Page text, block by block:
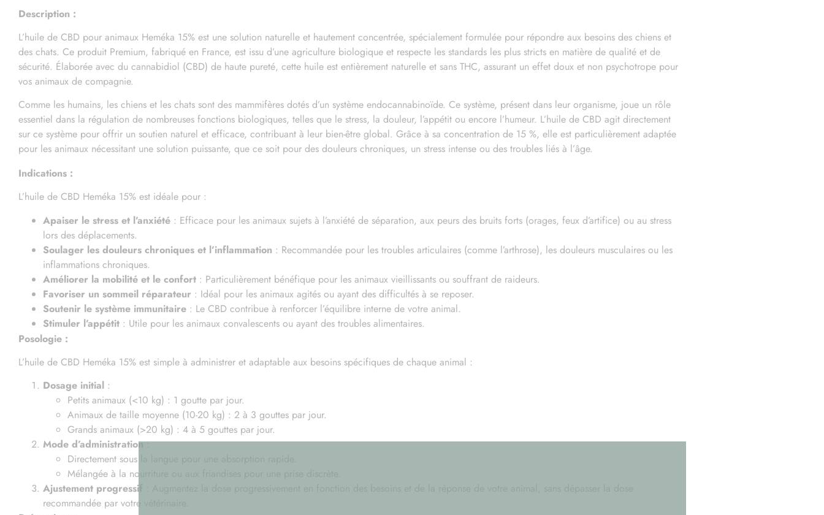
Description :
L’huile de CBD pour animaux Heméka 15% est une solution naturelle et hautement concentrée, spécialement formulée pour répondre aux besoins des chiens et
des chats. Ce produit Premium, fabriqué en France, est issu d’une agriculture biologique et respecte les standards les plus stricts en matière de qualité et de
sécurité. Élaborée avec du cannabidiol (CBD) de haute pureté, cette huile est entièrement naturelle et sans THC, assurant un effet doux et non psychotrope pour
vos animaux de compagnie.
Comme les humains, les chiens et les chats sont des mammifères dotés d’un système endocannabinoïde. Ce système, présent dans leur organisme, joue un rôle
essentiel dans la régulation de nombreuses fonctions biologiques, telles que le stress, la douleur, l’appétit ou encore l’humeur. L’huile de CBD agit directement
sur ce système pour offrir un soutien naturel et efficace, contribuant à leur bien-être global. Grâce à sa concentration de 15 %, elle est particulièrement adaptée
pour les animaux nécessitant une solution puissante, que ce soit pour des douleurs chroniques, un stress intense ou des troubles liés à l’âge.
Indications :
L’huile de CBD Heméka 15% est idéale pour :
Apaiser le stress et l’anxiété : Efficace pour les animaux sujets à l’anxiété de séparation, aux peurs des bruits forts (orages, feux d’artifice) ou au stress
lors des déplacements.
Soulager les douleurs chroniques et l’inflammation : Recommandée pour les troubles articulaires (comme l’arthrose), les douleurs musculaires ou les
inflammations chroniques.
Améliorer la mobilité et le confort : Particulièrement bénéfique pour les animaux vieillissants ou souffrant de raideurs.
Favoriser un sommeil réparateur : Idéal pour les animaux agités ou ayant des difficultés à se reposer.
Soutenir le système immunitaire : Le CBD contribue à renforcer l’équilibre interne de votre animal.
Stimuler l’appétit : Utile pour les animaux convalescents ou ayant des troubles alimentaires.
Posologie :
L’huile de CBD Heméka 15% est simple à administrer et adaptable aux besoins spécifiques de chaque animal :
Dosage initial :
Petits animaux (<10 kg) : 1 goutte par jour.
Animaux de taille moyenne (10-20 kg) : 2 à 3 gouttes par jour.
Grands animaux (>20 kg) : 4 à 5 gouttes par jour.
Mode d’administration:
Directement sous la langue pour une absorption rapide.
Mélangée à la nourriture ou aux friandises pour une prise discrète.
Ajustement progressif
recommandée par votre vétérinaire.
Le service de livraison et la boutique sera fermé du samedi 1
août au mardi 25 août inclus.